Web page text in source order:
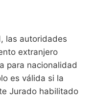
las autoridades
extranjero
para nacionalidad
es válida si la
Jurado habilitado